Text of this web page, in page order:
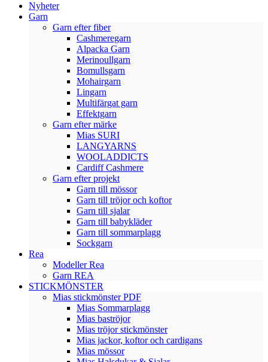
Nyheter
Garn
Garn efter fiber
Cashmeregarn
Alpacka Garn
Merinoullgarn
Bomullsgarn
Mohairgarn
Lingarn
Multifärgat garn
Effektgarn
Garn efter märke
Mias SURI
LANGYARNS
WOOLADDICTS
Cardiff Cashmere
Garn efter projekt
Garn till mössor
Garn till tröjor och koftor
Garn till sjalar
Garn till babykläder
Garn till sommarplagg
Sockgarn
Rea
Modeller Rea
Garn REA
STICKMÖNSTER
Mias stickmönster PDF
Mias Sommarplagg
Mias baströjor
Mias tröjor stickmönster
Mias jackor, koftor och cardigans
Mias mössor